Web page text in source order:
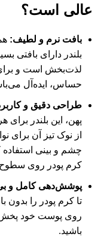
عالی است؟
بافت نرم و لطیف:
بلندر دارای بافتی
لذت‌بخش است و
حساس، ایده‌آل
طراحی دقیق و
پهن، این بلندر
از نوک تیز آن برای
چشم و بینی استفاده
کرم پودر روی سطوح
پوشش‌دهی کامل و
تا کرم پودر را بدون
روی پوست خود پخش
باشید.